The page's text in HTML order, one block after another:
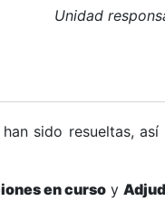
Unidad
sido resueltas,
en curso y